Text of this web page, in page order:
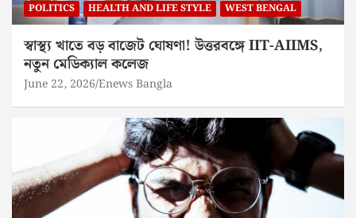
POLITICS HEALTH AND LIFE STYLE WEST BENGAL
স্বাস্থ্য খাতে বড় বাজেট ঘোষণা! উত্তরবঙ্গে IIT-AIIMS,
নতুন মেডিক্যাল কলেজ
June 22, 2026 Enews Bangla